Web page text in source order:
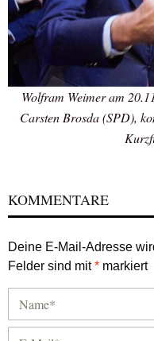
Wolfram Weimer am
Carsten Brosda (SPD),
KOMMENTARE
Deine E-Mail-Adresse
Felder sind mit* markiert